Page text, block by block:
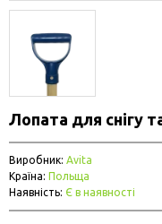
Лопата для снігу
Виробник: Avita
Країна: Польща
Наявність: Є в наявності